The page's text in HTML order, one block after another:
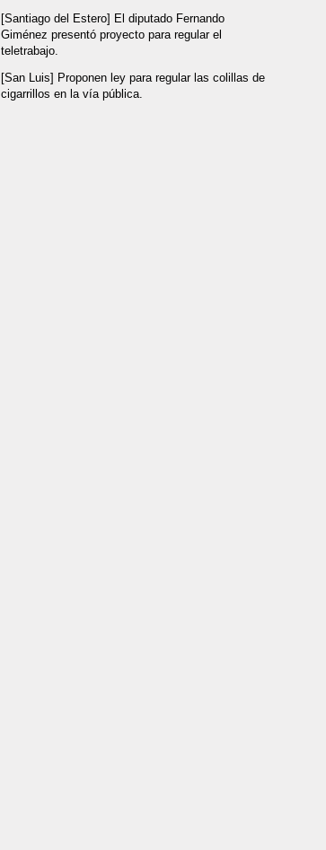
[Santiago del Estero] El diputado Fernando
Giménez presentó proyecto para regular el
teletrabajo.
[San Luis] Proponen ley para regular las colillas de
cigarrillos en la vía pública.